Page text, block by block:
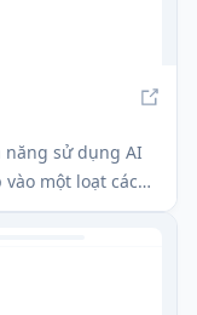
sử dụng AI
một loạt các
tìm kiếm việc
diện trò